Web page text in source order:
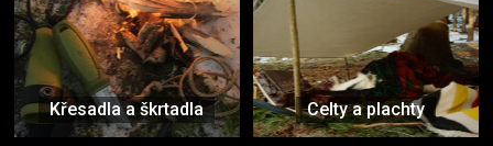
Křesadla a škrtadla Celty a plachty